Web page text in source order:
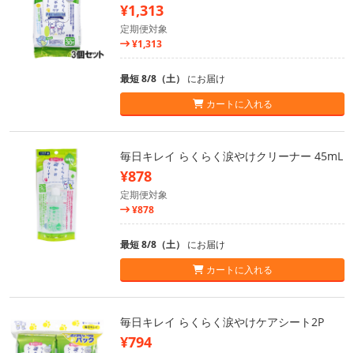
¥1,313
定期便対象
¥1,313
最短 8/8（土） にお届け
カートに入れる
毎日キレイ らくらく涙やけクリーナー 45mL
¥878
定期便対象
¥878
最短 8/8（土） にお届け
カートに入れる
毎日キレイ らくらく涙やけケアシート2P
¥794